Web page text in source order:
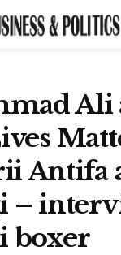
Ali
Antifa
–
boxer